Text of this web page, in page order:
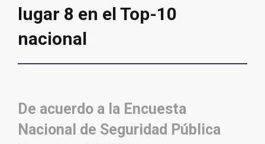
lugar 8 en el Top-10
nacional
De acuerdo a la Encuesta
Nacional de Seguridad Pública